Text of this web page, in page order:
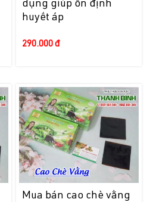
dụng giúp ổn định
huyết áp
290.000 đ
Mua bán cao chè vằng